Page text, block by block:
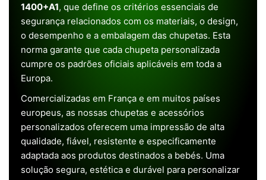
1400+A1, que define os critérios essenciais de
segurança relacionados com os materiais, o design,
o desempenho e a embalagem das chupetas. Esta
norma garante que cada chupeta personalizada
cumpre os padrões oficiais aplicáveis em toda a
Europa.
Comercializadas em França e em muitos países
europeus, as nossas chupetas e acessórios
personalizados oferecem uma impressão de alta
qualidade, fiável, resistente e especificamente
adaptada aos produtos destinados a bebés. Uma
solução segura, estética e durável para personalizar